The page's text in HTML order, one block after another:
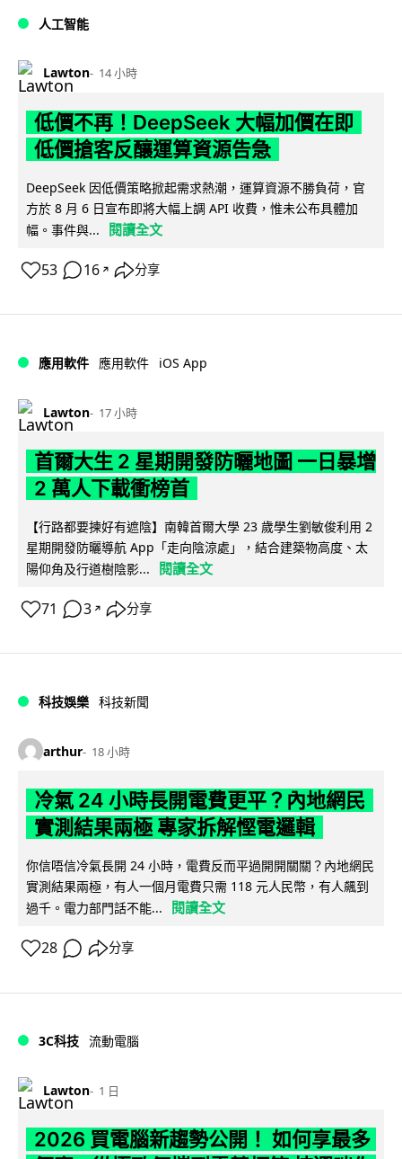
人工智能
Lawton 14 小時
低價不再！DeepSeek 大幅加價在即
低價搶客反釀運算資源告急
DeepSeek 因低價策略掀起需求熱潮，運算資源不勝負荷，官
方於 8 月 6 日宣布即將大幅上調 API 收費，惟未公布具體加
幅。事件與...
閱讀全文
53 16 ↗ 分享
應用軟件 應用軟件 iOS App
Lawton 17 小時
首爾大生 2 星期開發防曬地圖 一日暴增
2 萬人下載衝榜首
【行路都要揀好有遮陰】南韓首爾大學 23 歲學生劉敏俊利用 2
星期開發防曬導航 App「走向陰涼處」，結合建築物高度、太
陽仰角及行道樹陰影...
閱讀全文
71 3 ↗ 分享
科技娛樂 科技新聞
arthur 18 小時
冷氣 24 小時長開電費更平？內地網民
實測結果兩極 專家拆解慳電邏輯
你信唔信冷氣長開 24 小時，電費反而平過開開關關？內地網民
實測結果兩極，有人一個月電費只需 118 元人民幣，有人飆到
過千。電力部門話不能...
閱讀全文
28 分享
3C科技 流動電腦
Lawton 1 日
2026 買電腦新趨勢公開！ 如何享最多